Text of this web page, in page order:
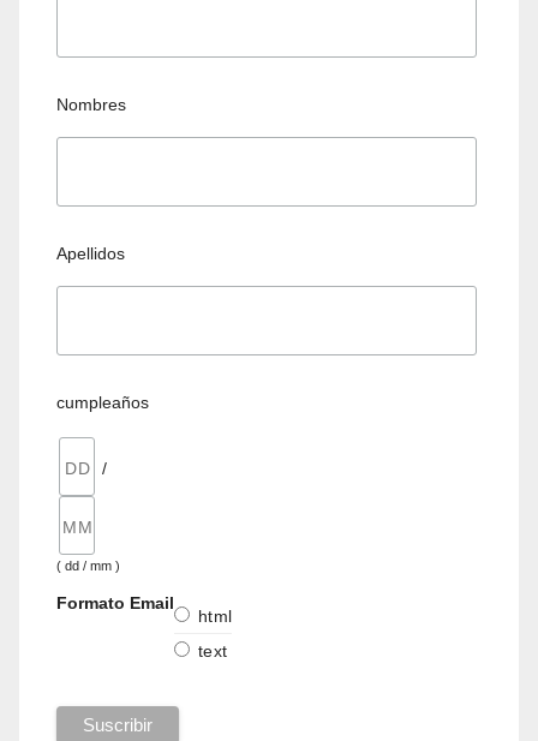
Nombres
Apellidos
cumpleaños
/
( dd / mm )
Formato Email
html
text